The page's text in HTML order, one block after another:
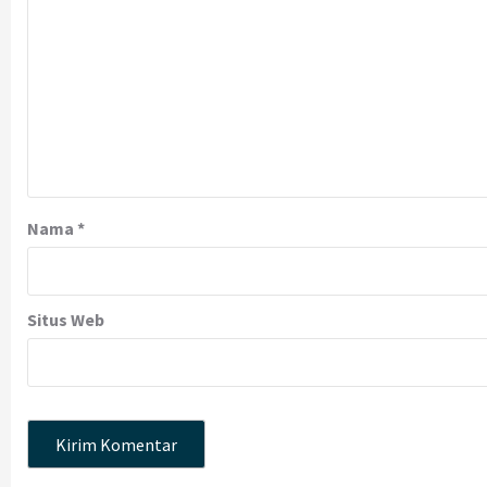
Nama *
Situs Web